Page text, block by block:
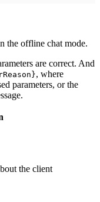
the offline chat mode.
are correct. And
, where
parameters, or the
the client